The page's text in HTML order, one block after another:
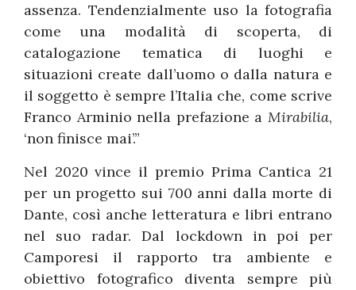
assenza. Tendenzialmente uso la fotografia
come una modalità di scoperta, di
catalogazione tematica di luoghi e
situazioni create dall’uomo o dalla natura e
il soggetto è sempre l’Italia che, come scrive
Franco Arminio nella prefazione a Mirabilia,
‘non finisce mai’.”
Nel 2020 vince il premio Prima Cantica 21
per un progetto sui 700 anni dalla morte di
Dante, così anche letteratura e libri entrano
nel suo radar. Dal lockdown in poi per
Camporesi il rapporto tra ambiente e
obiettivo fotografico diventa sempre più